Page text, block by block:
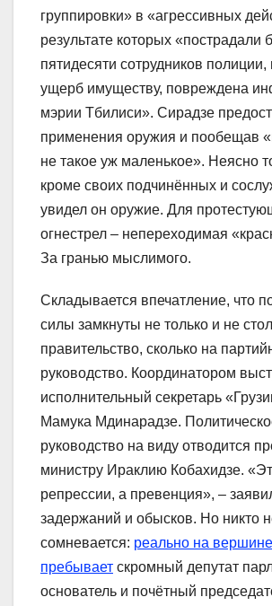
группировки» в «агрессивных
результате которых «пострадали
пятидесяти сотрудников полиции,
ущерб имуществу, повреждена
мэрии Тбилиси». Сирадзе
применения оружия и пообещав
не такое уж маленькое». Неясно
кроме своих подчинённых и
увидел он оружие. Для
огнестрел – непереходимая
За гранью мыслимого.
Складывается впечатление, что
силы замкнуты не только и не
правительство, сколько на
руководство. Координатором
исполнительный секретарь
Мамука Мдинарадзе.
руководство на виду отводится
министру Ираклию Кобахидзе.
репрессии, а превенция», –
задержаний и обысков. Но никто
сомневается: реально на
пребывает скромный депутат
основатель и почётный